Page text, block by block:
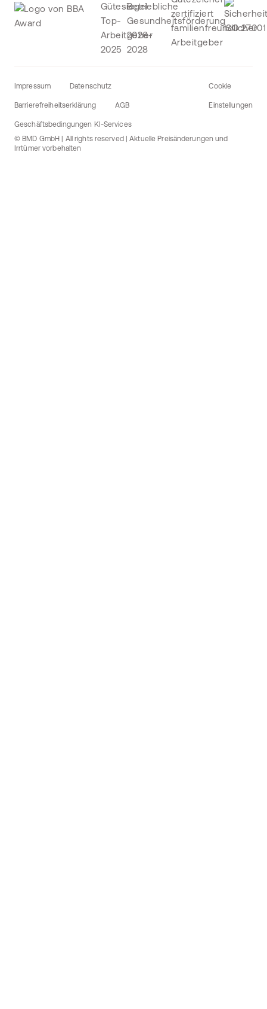
Impressum Datenschutz
Barrierefreiheitserklärung AGB
Geschäftsbedingungen KI-Services
Cookie
Einstellungen
© BMD GmbH | All rights reserved | Aktuelle Preisänderungen und
Irrtümer vorbehalten